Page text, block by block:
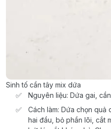
Sinh tố cần tây mix dứa
Nguyên liệu: Dứa gai,
Cách làm: Dứa chọn quả
hai đầu, bỏ phần lõi, cắt